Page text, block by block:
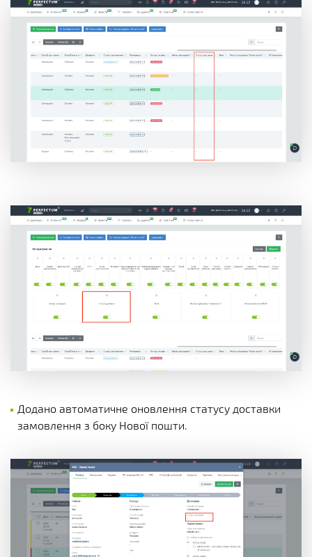
Додано автоматичне оновлення статусу доставки
замовлення з боку Нової пошти.